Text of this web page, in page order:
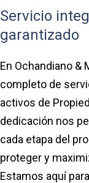
Servicio
garantizado
En Ochandiano
completo de
activos de
dedicación nos
cada etapa del
proteger y
Estamos aquí